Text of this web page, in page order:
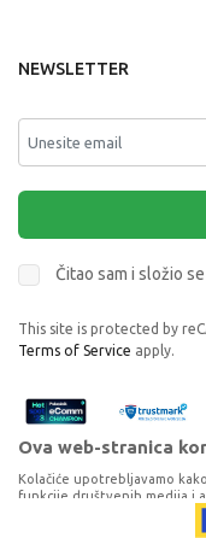
NEWSLETTER
Čitao sam i složio se
This site is protected by
Terms of Service apply.
Ova web-stranica
Kolačiće upotrebljavamo
funkcije društvenih medija i
upotrebi naše web-lokacije
oglašavanje i analizu, a oni